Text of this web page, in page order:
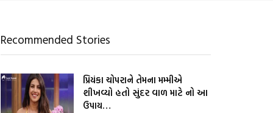
Recommended Stories
પ્રિયંકા ચોપરાને તેમના મમ્મીએ
શીખવ્યો હતો સુંદર વાળ માટે નો આ
ઉપાય…